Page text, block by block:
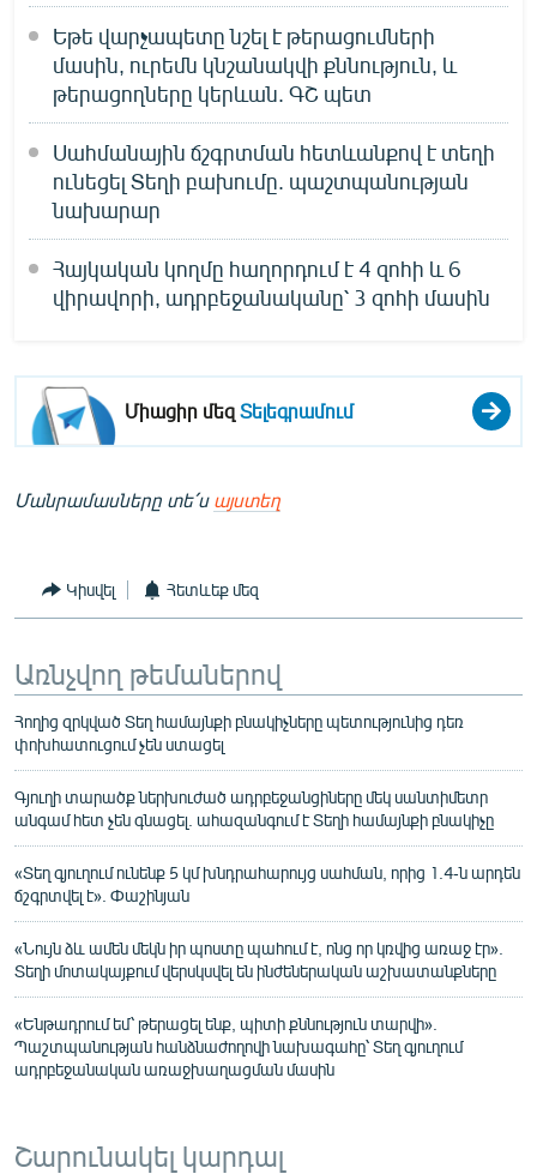
Եթե վարչապետը նշել է թերացումների
մասին, ուրեմն կնշանակվի քննություն, և
թերացողները կերևան. ԳՇ պետ
Սահմանային ճշգրտման հետևանքով է տեղի
ունեցել Տեղի բախումը. պաշտպանության
նախարար
Հայկական կողմը հաղորդում է 4 զոհի և 6
վիրավորի, ադրբեջանականը՝ 3 զոհի մասին
Միացիր մեզՏելեգրամում
Մանրամասները տե՛ս այստեղ
Կիսվել Հետևեք մեզ
Առնչվող թեմաներով
Հողից զրկված Տեղ համայնքի բնակիչները պետությունից դեռ
փոխհատուցում չեն ստացել
Գյուղի տարածք ներխուժած ադրբեջանցիները մեկ սանտիմետր
անգամ հետ չեն գնացել. ահազանգում է Տեղի համայնքի բնակիչը
«Տեղ գյուղում ունենք 5 կմ խնդրահարույց սահման, որից 1.4-ն արդեն
ճշգրտվել է». Փաշինյան
«Նույն ձև ամեն մեկն իր պոստը պահում է, ոնց որ կռվից առաջ էր».
Տեղի մոտակայքում վերսկսվել են ինժեներական աշխատանքները
«Ենթադրում եմ՝ թերացել ենք, պիտի քննություն տարվի».
Պաշտպանության հանձնաժողովի նախագահը՝ Տեղ գյուղում
ադրբեջանական առաջխաղացման մասին
Շարունակել կարդալ